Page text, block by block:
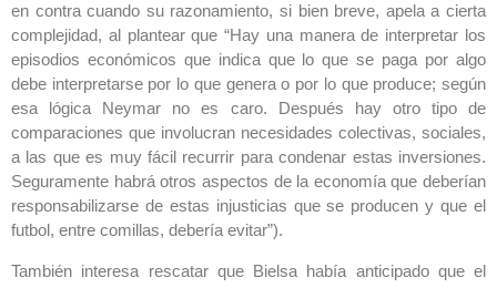
en contra cuando su razonamiento, si bien breve, apela a cierta
complejidad, al plantear que “Hay una manera de interpretar los
episodios económicos que indica que lo que se paga por algo
debe interpretarse por lo que genera o por lo que produce; según
esa lógica Neymar no es caro. Después hay otro tipo de
comparaciones que involucran necesidades colectivas, sociales,
a las que es muy fácil recurrir para condenar estas inversiones.
Seguramente habrá otros aspectos de la economía que deberían
responsabilizarse de estas injusticias que se producen y que el
futbol, entre comillas, debería evitar”).
También interesa rescatar que Bielsa había anticipado que el